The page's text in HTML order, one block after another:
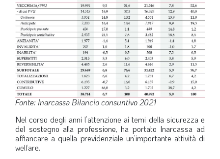
Fonte: Inarcassa Bilancio consuntivo 2021
Nel corso degli anni l’attenzione ai temi della sicurezza e
del sostegno alla professione, ha portato Inarcassa ad
affiancare a quella previdenziale un’importante attività di
welfare.